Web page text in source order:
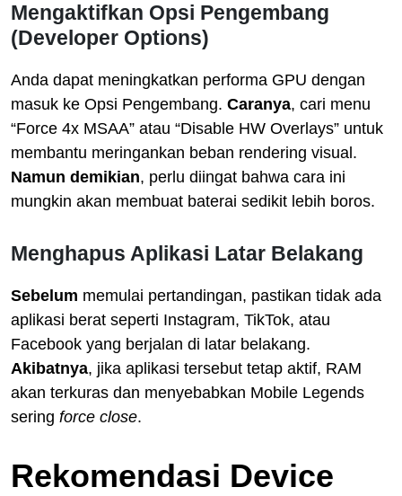
Mengaktifkan Opsi Pengembang
(Developer Options)
Anda dapat meningkatkan performa GPU dengan
masuk ke Opsi Pengembang. Caranya, cari menu
“Force 4x MSAA” atau “Disable HW Overlays” untuk
membantu meringankan beban rendering visual.
Namun demikian, perlu diingat bahwa cara ini
mungkin akan membuat baterai sedikit lebih boros.
Menghapus Aplikasi Latar Belakang
Sebelum memulai pertandingan, pastikan tidak ada
aplikasi berat seperti Instagram, TikTok, atau
Facebook yang berjalan di latar belakang.
Akibatnya, jika aplikasi tersebut tetap aktif, RAM
akan terkuras dan menyebabkan Mobile Legends
sering force close.
Rekomendasi Device